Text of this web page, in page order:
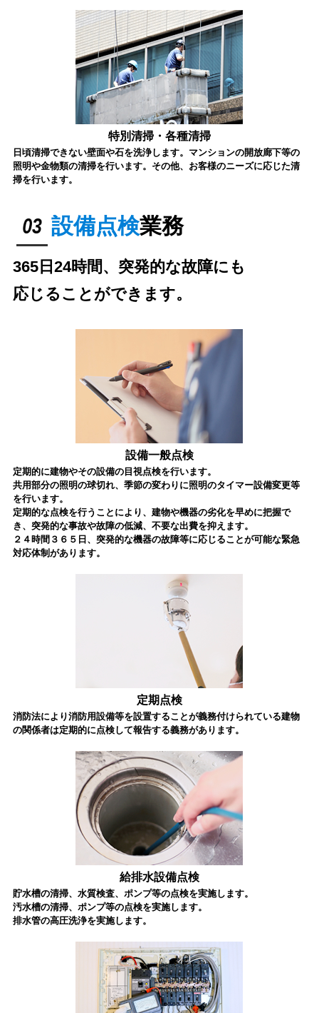
特別清掃・各種清掃
日頃清掃できない壁面や石を洗浄します。マンションの開放廊下等の
照明や金物類の清掃を行います。その他、お客様のニーズに応じた清
掃を行います。
03 設備点検業務
365日24時間、突発的な故障にも
応じることができます。
設備一般点検
定期的に建物やその設備の目視点検を行います。
共用部分の照明の球切れ、季節の変わりに照明のタイマー設備変更等
を行います。
定期的な点検を行うことにより、建物や機器の劣化を早めに把握で
き、突発的な事故や故障の低減、不要な出費を抑えます。
２４時間３６５日、突発的な機器の故障等に応じることが可能な緊急
対応体制があります。
定期点検
消防法により消防用設備等を設置することが義務付けられている建物
の関係者は定期的に点検して報告する義務があります。
給排水設備点検
貯水槽の清掃、水質検査、ポンプ等の点検を実施します。
汚水槽の清掃、ポンプ等の点検を実施します。
排水管の高圧洗浄を実施します。